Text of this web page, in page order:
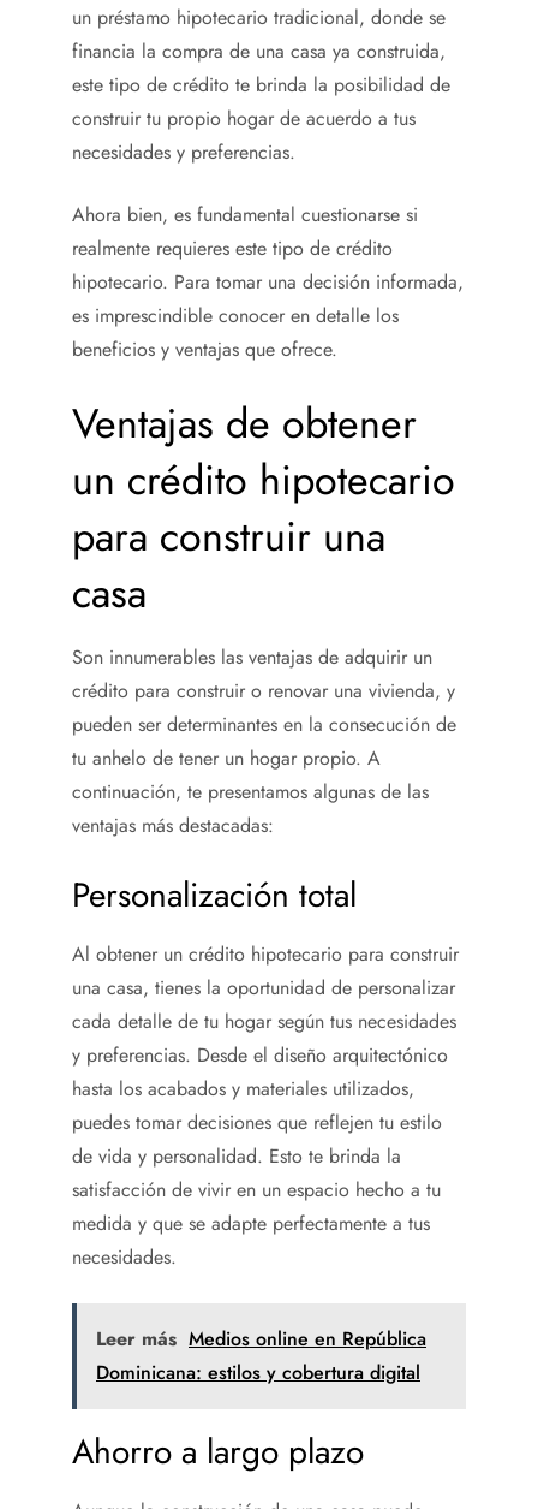
un préstamo hipotecario tradicional, donde se
financia la compra de una casa ya construida,
este tipo de crédito te brinda la posibilidad de
construir tu propio hogar de acuerdo a tus
necesidades y preferencias.
Ahora bien, es fundamental cuestionarse si
realmente requieres este tipo de crédito
hipotecario. Para tomar una decisión informada,
es imprescindible conocer en detalle los
beneficios y ventajas que ofrece.
Ventajas de obtener
un crédito hipotecario
para construir una
casa
Son innumerables las ventajas de adquirir un
crédito para construir o renovar una vivienda, y
pueden ser determinantes en la consecución de
tu anhelo de tener un hogar propio. A
continuación, te presentamos algunas de las
ventajas más destacadas:
Personalización total
Al obtener un crédito hipotecario para construir
una casa, tienes la oportunidad de personalizar
cada detalle de tu hogar según tus necesidades
y preferencias. Desde el diseño arquitectónico
hasta los acabados y materiales utilizados,
puedes tomar decisiones que reflejen tu estilo
de vida y personalidad. Esto te brinda la
satisfacción de vivir en un espacio hecho a tu
medida y que se adapte perfectamente a tus
necesidades.
Leer más Medios online en República
Dominicana: estilos y cobertura digital
Ahorro a largo plazo